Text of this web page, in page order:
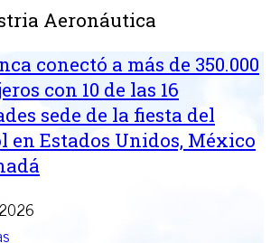
Aeronáutica
conectó a más de 350.000
con 10 de las 16
sede de la fiesta del
en Estados Unidos, México